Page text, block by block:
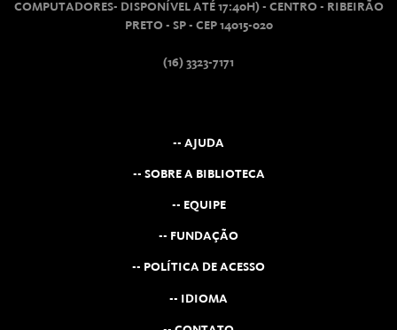
COMPUTADORES- DISPONÍVEL ATÉ 17:40H) - CENTRO - RIBEIRÃO
PRETO - SP - CEP 14015-020
(16) 3323-7171
-- AJUDA
-- SOBRE A BIBLIOTECA
-- EQUIPE
-- FUNDAÇÃO
-- POLÍTICA DE ACESSO
-- IDIOMA